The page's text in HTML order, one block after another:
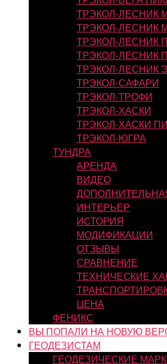
ТРЭКОЛ-ЛЕСНИК
ТРЭКОЛ-ЛЕСНИК
ТРЭКОЛ-ЛЕСНИК
ТРЭКОЛ-ЛЕСНИК
ТРЭКОЛ-ЛЕСНИК
ТРЭКОЛ-САФАРИ
ТРЭКОЛ-ТРОФИ
ТРЭКОЛ-ХАСКИ
ТРЭКОЛ-ХАСКИ
ТРЭКОЛ-ЮГРА
ТУНДРА
АРЕНДА
ВИДЕО
ИНТЕРЬЕР
ИСТОРИЯ
МОДИФИКАЦИИ
ОТЗЫВЫ
СРАВНЕНИЕ
ТЕХНИЧЕСКИЕ
ЦЕНА
ФЕНИКС
ВЫ ПОПАЛИ НА НОВУЮ
ГЕОДЕЗИСТАМ
ГЕОДЕЗИЧЕСКИЕ